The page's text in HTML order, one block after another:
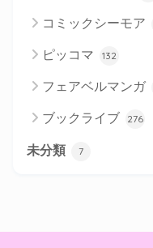
コミックシーモア
ピッコマ 132
フェアベルマンガ
ブックライブ 276
未分類 7